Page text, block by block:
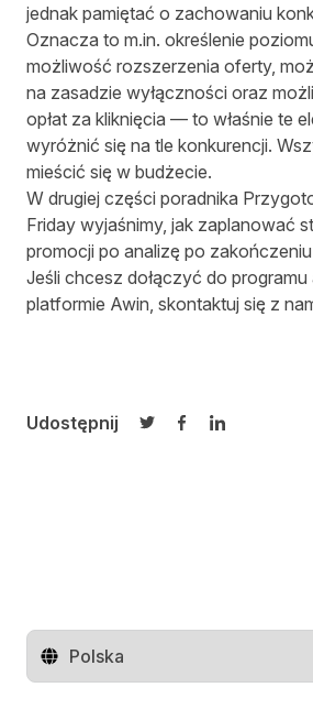
jednak pamiętać o zachowaniu
Oznacza to m.in. określenie
możliwość rozszerzenia oferty,
na zasadzie wyłączności oraz
opłat za kliknięcia — to właśnie te
wyróżnić się na tle konkurencji.
mieścić się w budżecie.
W drugiej części poradnika
Friday wyjaśnimy, jak zaplanować
promocji po analizę po
Jeśli chcesz dołączyć do
platformie Awin, skontaktuj się z
Udostępnij
Udostępnij na
Udostępnij na
Udostępnij
Zmień region